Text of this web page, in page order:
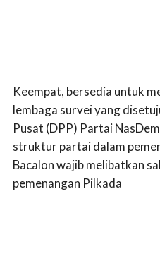
Keempat, bersedia untuk
lembaga survei yang
Pusat (DPP) Partai
struktur partai dalam
Bacalon wajib melibatkan
pemenangan Pilkada